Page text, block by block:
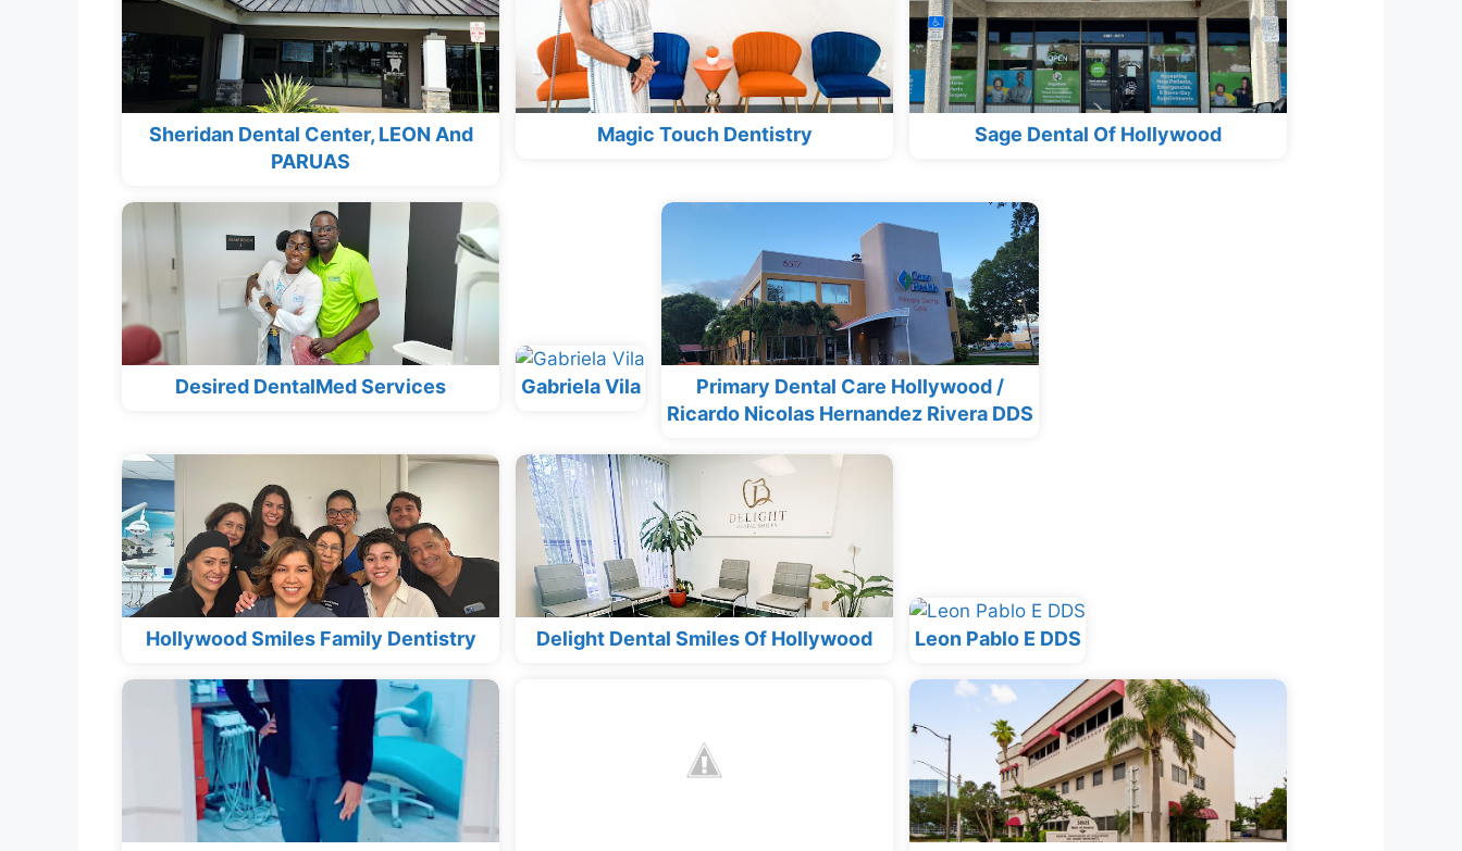
Sheridan Dental Center, LEON And
PARUAS
Magic Touch Dentistry Sage Dental Of Hollywood
Desired DentalMed Services Gabriela Vila
Primary Dental Care Hollywood /
Ricardo Nicolas Hernandez Rivera DDS
Hollywood Smiles Family Dentistry Delight Dental Smiles Of Hollywood Leon Pablo E DDS